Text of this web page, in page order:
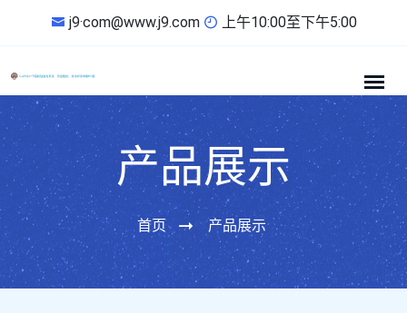
j9·com@www.j9.com 上午10:00至下午5:00
产品展示
首页 产品展示